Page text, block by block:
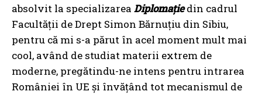
absolvit la specializarea Diplomațiedin cadrul
Facultății de Drept Simon Bărnuțiu din Sibiu,
pentru că mi s-a părut în acel moment mult mai
cool, având de studiat materii extrem de
moderne, pregătindu-ne intens pentru intrarea
României în UE și învățând tot mecanismul de